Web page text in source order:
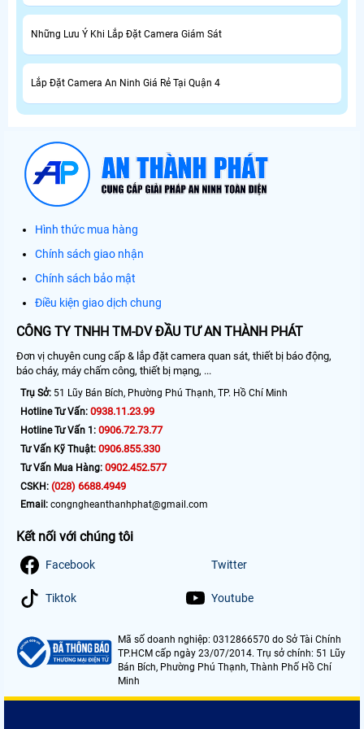
Những Lưu Ý Khi Lắp Đặt Camera Giám Sát
Lắp Đặt Camera An Ninh Giá Rẻ Tại Quận 4
Hình thức mua hàng
Chính sách giao nhận
Chính sách bảo mật
Điều kiện giao dịch chung
CÔNG TY TNHH TM-DV ĐẦU TƯ AN THÀNH PHÁT
Đơn vị chuyên cung cấp & lắp đặt camera quan sát, thiết bị báo động,
báo cháy, máy chấm công, thiết bị mạng, ...
Trụ Sở: 51 Lũy Bán Bích, Phường Phú Thạnh, TP. Hồ Chí Minh
Hotline Tư Vấn: 0938.11.23.99
Hotline Tư Vấn 1: 0906.72.73.77
Tư Vấn Kỹ Thuật: 0906.855.330
Tư Vấn Mua Hàng: 0902.452.577
CSKH: (028) 6688.4949
Email: congngheanthanhphat@gmail.com
Kết nối với chúng tôi
Facebook Twitter
Tiktok Youtube
Mã số doanh nghiệp: 0312866570 do Sở Tài Chính
TP.HCM cấp ngày 23/07/2014. Trụ sở chính: 51 Lũy
Bán Bích, Phường Phú Thạnh, Thành Phố Hồ Chí
Minh